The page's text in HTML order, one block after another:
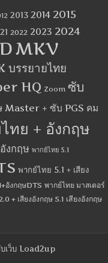
2013 2014 2015
2022 2023 2024
MKV
บรรยายไทย
HQ Zoom ซับ
Master + ซับ PGS คม
ทย + อังกฤษ
งกฤษ พากย์ไทย 5.1
พากย์ไทย 5.1 + เสียง
อังกฤษDTS พากย์ไทย มาสเตอร์
+ เสียงอังกฤษ 5.1 เสียงอังกฤษ
เว็บ Load2up